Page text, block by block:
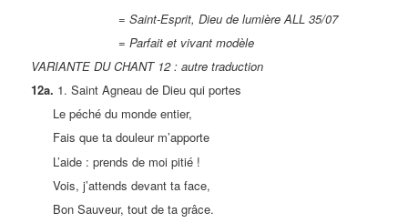
= Saint-Esprit, Dieu de lumière ALL 35/07
= Parfait et vivant modèle
VARIANTE DU CHANT 12 : autre traduction
12a. 1. Saint Agneau de Dieu qui portes
Le péché du monde entier,
Fais que ta douleur m’apporte
L’aide : prends de moi pitié !
Vois, j’attends devant ta face,
Bon Sauveur, tout de ta grâce.